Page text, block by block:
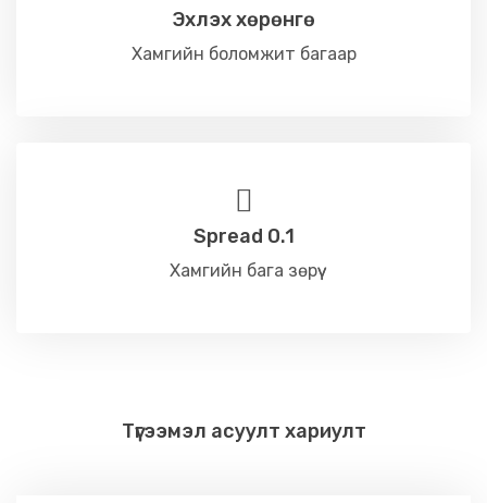
Эхлэх хөрөнгө
Хамгийн боломжит багаар
Spread 0.1
Хамгийн бага зөрүү
Түгээмэл асуулт хариулт